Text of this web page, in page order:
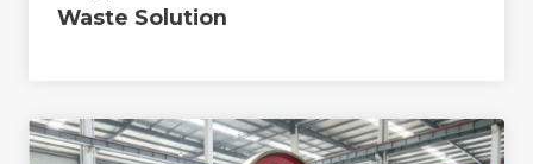
Waste Solution